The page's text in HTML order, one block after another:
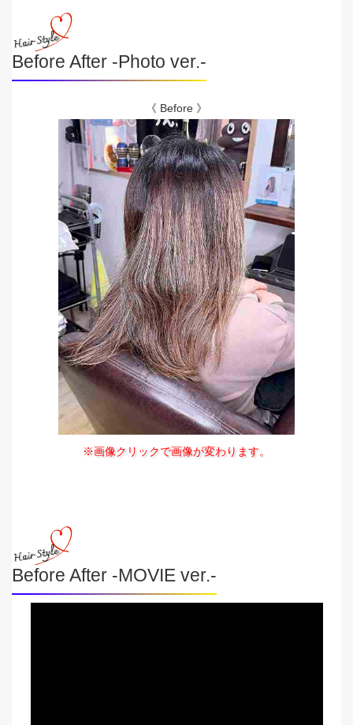
Before After -Photo ver.-
《 Before 》
※画像クリックで画像が変わります。
Before After -MOVIE ver.-